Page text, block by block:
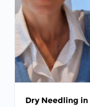
Dry Needling